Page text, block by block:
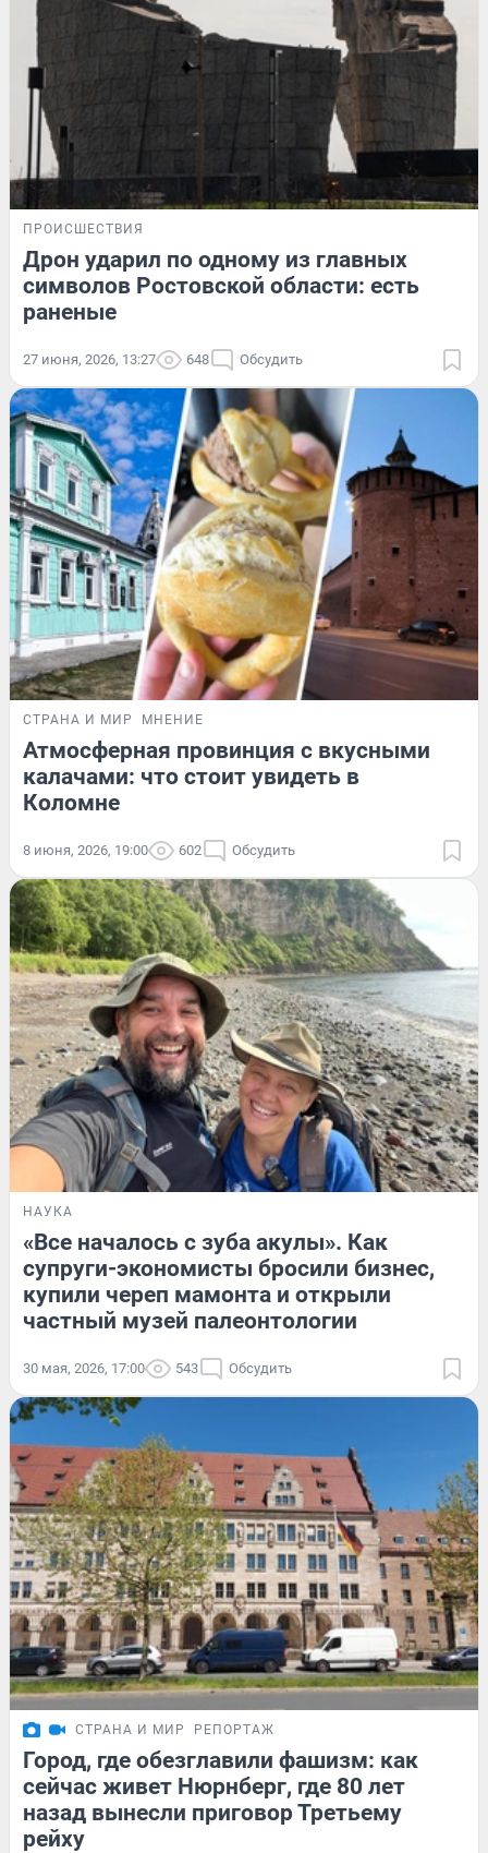
ПРОИСШЕСТВИЯ
Дрон ударил по одному из главных
символов Ростовской области: есть
раненые
27 июня, 2026, 13:27 648 Обсудить
СТРАНА И МИР МНЕНИЕ
Атмосферная провинция с вкусными
калачами: что стоит увидеть в
Коломне
8 июня, 2026, 19:00 602 Обсудить
НАУКА
«Все началось с зуба акулы». Как
супруги-экономисты бросили бизнес,
купили череп мамонта и открыли
частный музей палеонтологии
30 мая, 2026, 17:00 543 Обсудить
СТРАНА И МИР РЕПОРТАЖ
Город, где обезглавили фашизм: как
сейчас живет Нюрнберг, где 80 лет
назад вынесли приговор Третьему
рейху